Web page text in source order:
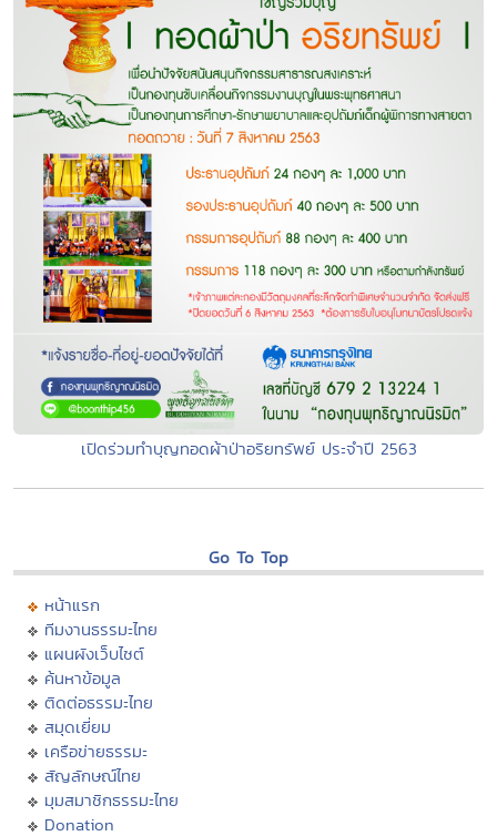
เปิดร่วมทำบุญทอดผ้าป่าอริยทรัพย์ ประจำปี 2563
Go To Top
หน้าแรก
ทีมงานธรรมะไทย
แผนผังเว็บไซต์
ค้นหาข้อมูล
ติดต่อธรรมะไทย
สมุดเยี่ยม
เครือข่ายธรรมะ
สัญลักษณ์ไทย
มุมสมาชิกธรรมะไทย
Donation